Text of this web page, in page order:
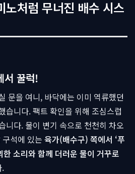
처럼 무너진 배수 시스
서 꿀럭!
문을 여니, 바닥에는 이미 역류했던
습니다. 팩트 확인을 위해 조심스럽
니다. 물이 변기 속으로 천천히 차오
석에 있는 육가(배수구) 쪽에서 ‘푸
한 소리와 함께 더러운 물이 거꾸로
.